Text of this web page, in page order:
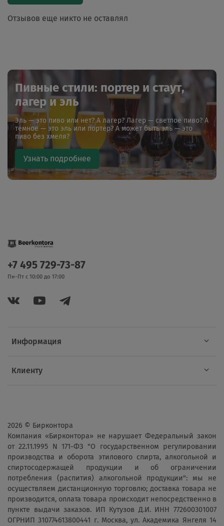
Отзывов еще никто не оставлял
Пивные стили: портер и стаут,
лагер и эль
Эль — это пиво или нет? А лагер? Лагер — светлое пиво? А
темное — это эль или портер? А может быть эль — это
пиво без хмеля?
Узнать подробнее
Информация
Клиенту
+7 495 729-73-87
Пн-Пт с 10:00 до 17:00
2026 © Бирконтора
Компания «Бирконтора» не нарушает Федеральный закон
от 22.11.1995 N 171-ФЗ "О государственном регулировании
производства и оборота этилового спирта, алкогольной и
спиртосодержащей продукции и об ограничении
потребления (распития) алкогольной продукции": мы не
осуществляем дистанционную торговлю; доставка товара не
производится, оплата товара происходит непосредственно в
пункте выдачи заказов. ИП Кутузов Д.И. ИНН 772600301007
ОГРНИП 310774613800441 г. Москва, ул. Академика Янгеля 14